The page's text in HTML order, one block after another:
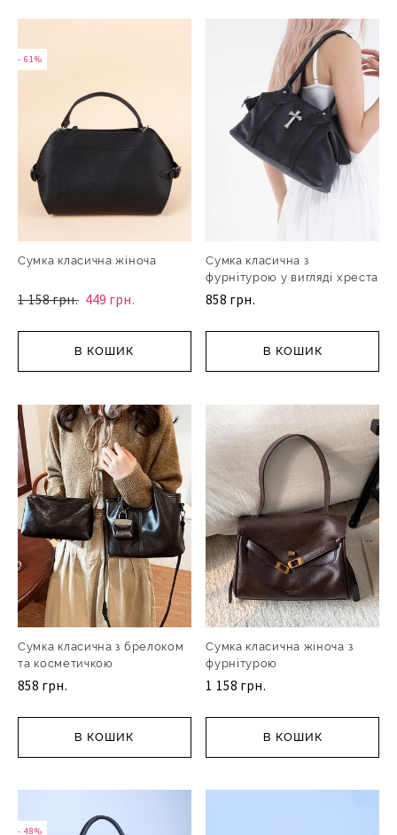
- 61%
- 61%
- 61%
Сумка класична жіноча
1 158 грн. 449 грн.
В КОШИК
Сумка класична з
фурнітурою у вигляді хреста
858 грн.
В КОШИК
Сумка класична з брелоком
та косметичкою
858 грн.
В КОШИК
Сумка класична жіноча з
фурнітурою
1 158 грн.
В КОШИК
- 48%
- 48%
- 48%